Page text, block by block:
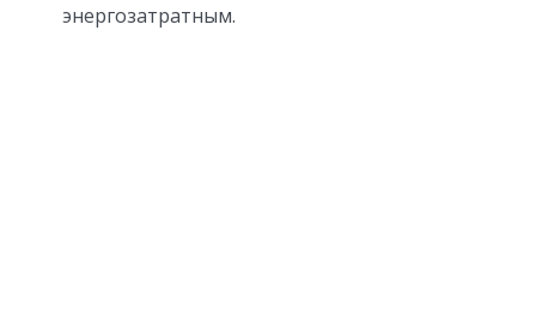
энергозатратным.